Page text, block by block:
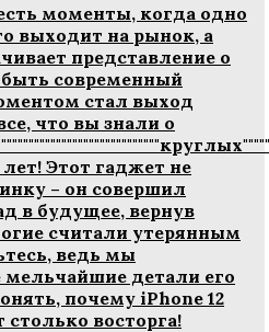
моменты‚ когда одно
выходит на рынок‚ а
представление о
современный
стал выход
что вы знали о
Этот гаджет не
– он совершил
в будущее‚ вернув
считали утерянным
ведь мы
мельчайшие детали его
почему iPhone 12
восторга!